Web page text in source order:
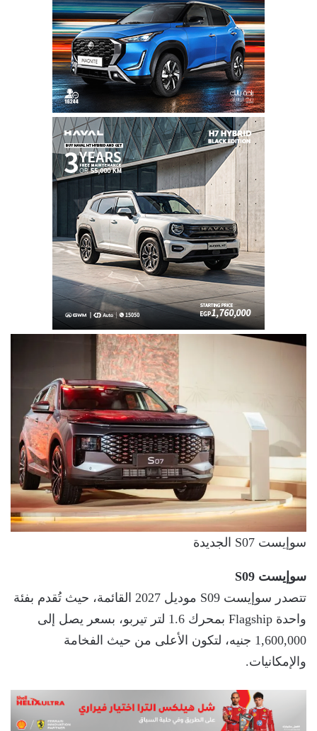
سوإيست S07 الجديدة
سوإيست S09
تتصدر سوإيست S09 موديل 2027 القائمة، حيث تُقدم بفئة
واحدة Flagship بمحرك 1.6 لتر تيربو، بسعر يصل إلى
1,600,000 جنيه، لتكون الأعلى من حيث الفخامة
والإمكانيات.